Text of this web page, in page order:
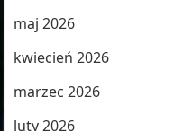
maj 2026
kwiecień 2026
marzec 2026
luty 2026